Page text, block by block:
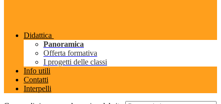
Didattica
Panoramica
Offerta formativa
I progetti delle classi
Info utili
Contatti
Interpelli